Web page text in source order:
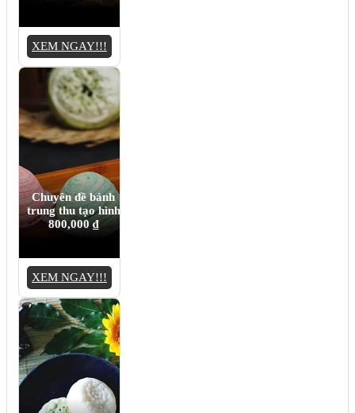
XEM NGAY!!!
Chuyên đề bánh
trung thu tạo hình
800,000₫
XEM NGAY!!!